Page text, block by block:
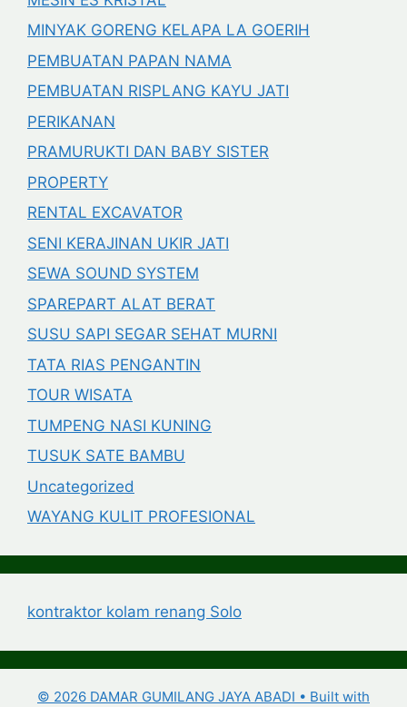
MINYAK GORENG KELAPA LA GOERIH
PEMBUATAN PAPAN NAMA
PEMBUATAN RISPLANG KAYU JATI
PERIKANAN
PRAMURUKTI DAN BABY SISTER
PROPERTY
RENTAL EXCAVATOR
SENI KERAJINAN UKIR JATI
SEWA SOUND SYSTEM
SPAREPART ALAT BERAT
SUSU SAPI SEGAR SEHAT MURNI
TATA RIAS PENGANTIN
TOUR WISATA
TUMPENG NASI KUNING
TUSUK SATE BAMBU
Uncategorized
WAYANG KULIT PROFESIONAL
kontraktor kolam renang Solo
© 2026 DAMAR GUMILANG JAYA ABADI • Built with